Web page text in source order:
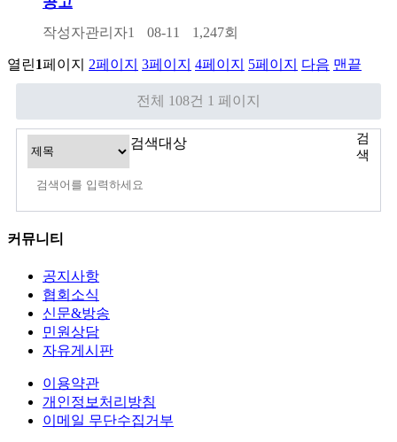
작성자관리자1 08-11 1,247회
열린1페이지 2페이지 3페이지 4페이지 5페이지 다음 맨끝
전체 108건 1 페이지
검색대상
검
색
커뮤니티
공지사항
협회소식
신문&방송
민원상담
자유게시판
이용약관
개인정보처리방침
이메일 무단수집거부